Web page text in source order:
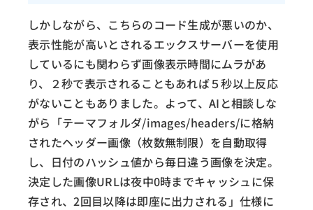
しかしながら、こちらのコード生成が悪いのか、
表示性能が高いとされるエックスサーバーを使用
しているにも関わらず画像表示時間にムラがあ
り、２秒で表示されることもあれば５秒以上反応
がないこともありました。よって、AIと相談しな
がら「テーマフォルダ/images/headers/に格納
されたヘッダー画像（枚数無制限）を自動取得
し、日付のハッシュ値から毎日違う画像を決定。
決定した画像URLは夜中0時までキャッシュに保
存され、2回目以降は即座に出力される」仕様に